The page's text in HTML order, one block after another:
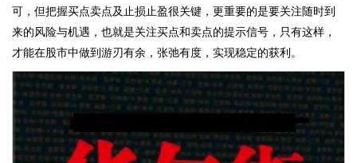
可，但把握买点卖点及止损止盈很关键，更重要的是要关注随时到
来的风险与机遇，也就是关注买点和卖点的提示信号，只有这样，
才能在股市中做到游刃有余，张弛有度，实现稳定的获利。